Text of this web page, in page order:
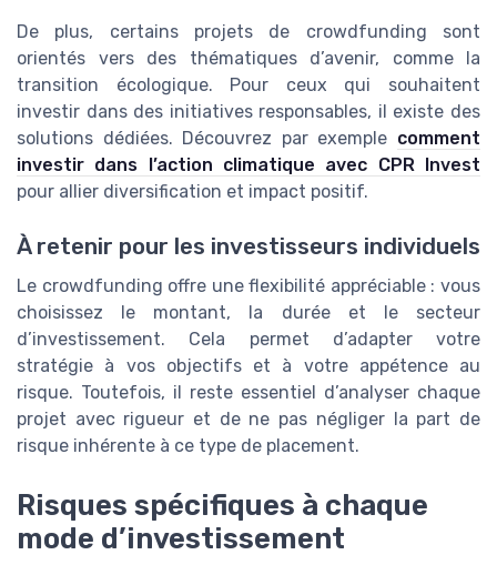
De plus, certains projets de crowdfunding sont
orientés vers des thématiques d’avenir, comme la
transition écologique. Pour ceux qui souhaitent
investir dans des initiatives responsables, il existe des
solutions dédiées. Découvrez par exemple comment
investir dans l’action climatique avec CPR Invest
pour allier diversification et impact positif.
À retenir pour les investisseurs individuels
Le crowdfunding offre une flexibilité appréciable : vous
choisissez le montant, la durée et le secteur
d’investissement. Cela permet d’adapter votre
stratégie à vos objectifs et à votre appétence au
risque. Toutefois, il reste essentiel d’analyser chaque
projet avec rigueur et de ne pas négliger la part de
risque inhérente à ce type de placement.
Risques spécifiques à chaque
mode d’investissement